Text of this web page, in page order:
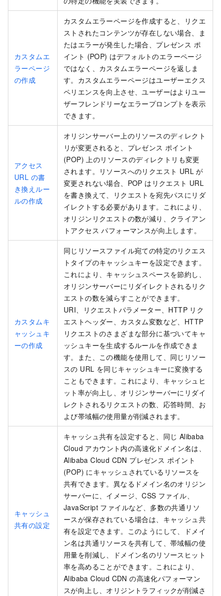
カスタムエ
ラーページ
の作成
カスタムエラーページを作成すると、リクエ
ストされたコンテンツが存在しない場合、ま
たはエラーが発生した場合、プレゼンス ポ
イント (POP) はデフォルトのエラーページ
ではなく、カスタムエラーページを返しま
す。カスタムエラーページはユーザーエクス
ペリエンスを向上させ、ユーザーはよりユー
ザーフレンドリーなエラープロンプトを表示
できます。
アクセス
URL の書
き換えルー
ルの作成
オリジンサーバー上のリソースのディレクト
リが変更されると、プレゼンス ポイント
(POP) 上のリソースのディレクトリも変更
されます。リソースへのリクエスト URL が
変更されない場合、POP はリクエスト URL
を書き換えて、リクエストを宛先パスにリダ
イレクトする必要があります。これにより、
オリジンリクエストの数が減り、クライアン
トアクセス パフォーマンスが向上します。
カスタムキ
ャッシュキ
ーの作成
同じリソースファイル宛ての特定のリクエス
トタイプのキャッシュキーを設定できます。
これにより、キャッシュスペースを節約し、
オリジンサーバーにリダイレクトされるリク
エストの数を減らすことができます。
URI、リクエストパラメーター、HTTP リク
エストヘッダー、カスタム変数など、HTTP
リクエストのさまざまな部分に基づいてキャ
ッシュキーを生成するルールを作成できま
す。また、この機能を使用して、同じリソー
スの URL を同じキャッシュキーに変換する
こともできます。これにより、キャッシュヒ
ット率が向上し、オリジンサーバーにリダイ
レクトされるリクエストの数、応答時間、お
よび帯域幅の使用量が削減されます。
キャッシュ
共有の設定
キャッシュ共有を設定すると、同じ Alibaba
Cloud アカウント内の高速化ドメイン名は、
Alibaba Cloud CDN プレゼンス ポイント
(POP) にキャッシュされているリソースを
共有できます。異なるドメイン名のオリジン
サーバーに、イメージ、CSS ファイル、
JavaScript ファイルなど、多数の共通リソ
ースが保存されている場合は、キャッシュ共
有を設定できます。このようにして、ドメイ
ン名は共通リソースを共有して、帯域幅の使
用量を削減し、ドメイン名のリソースヒット
率を高めることができます。これにより、
Alibaba Cloud CDN の高速化パフォーマン
スが向上し、オリジントラフィックが削減さ